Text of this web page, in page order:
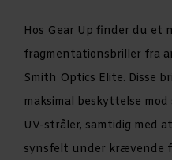
Hos Gear Up finder du et
fragmentationsbriller fra
Smith Optics Elite. Disse
maksimal beskyttelse
UV-stråler, samtidig med
synsfelt under krævende